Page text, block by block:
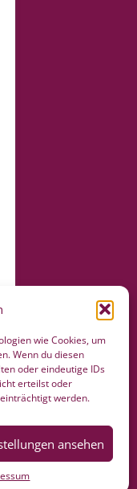
wie Cookies, um
Wenn du diesen
oder eindeutige IDs
erteilst oder
werden.
ansehen